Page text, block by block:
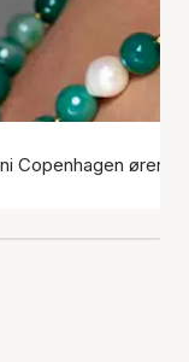
Copenhagen